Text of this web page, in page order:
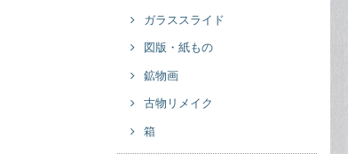
ガラススライド
図版・紙もの
鉱物画
古物リメイク
箱